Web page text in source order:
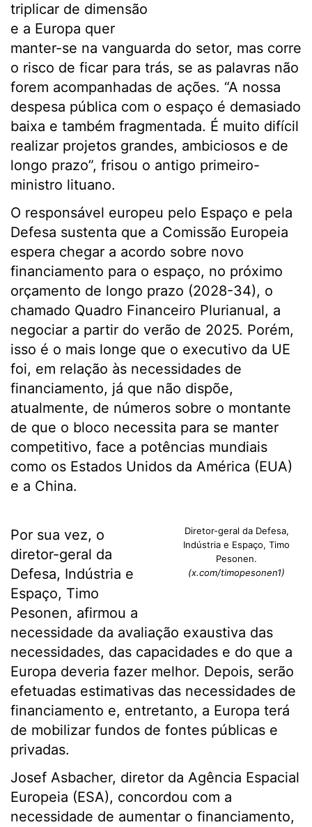
triplicar de dimensão
e a Europa quer
manter-se na vanguarda do setor, mas corre
o risco de ficar para trás, se as palavras não
forem acompanhadas de ações. “A nossa
despesa pública com o espaço é demasiado
baixa e também fragmentada. É muito difícil
realizar projetos grandes, ambiciosos e de
longo prazo”, frisou o antigo primeiro-
ministro lituano.
O responsável europeu pelo Espaço e pela
Defesa sustenta que a Comissão Europeia
espera chegar a acordo sobre novo
financiamento para o espaço, no próximo
orçamento de longo prazo (2028-34), o
chamado Quadro Financeiro Plurianual, a
negociar a partir do verão de 2025. Porém,
isso é o mais longe que o executivo da UE
foi, em relação às necessidades de
financiamento, já que não dispõe,
atualmente, de números sobre o montante
de que o bloco necessita para se manter
competitivo, face a potências mundiais
como os Estados Unidos da América (EUA)
e a China.
Diretor-geral da Defesa,
Indústria e Espaço, Timo
Pesonen.
(x.com/timopesonen1)
Por sua vez, o
diretor-geral da
Defesa, Indústria e
Espaço, Timo
Pesonen, afirmou a
necessidade da avaliação exaustiva das
necessidades, das capacidades e do que a
Europa deveria fazer melhor. Depois, serão
efetuadas estimativas das necessidades de
financiamento e, entretanto, a Europa terá
de mobilizar fundos de fontes públicas e
privadas.
Josef Asbacher, diretor da Agência Espacial
Europeia (ESA), concordou com a
necessidade de aumentar o financiamento,